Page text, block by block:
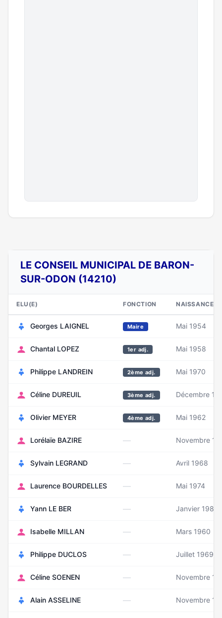
LE CONSEIL MUNICIPAL DE BARON-
SUR-ODON (14210)
ELU(E) FONCTION NAISSANCE
Georges LAIGNEL Maire Mai 1954
Chantal LOPEZ 1er adj. Mai 1958
Philippe LANDREIN 2ème adj. Mai 1970
Céline DUREUIL 3ème adj. Décembre
Olivier MEYER 4ème adj. Mai 1962
Lorélaïe BAZIRE — Novembre
Sylvain LEGRAND — Avril 1968
Laurence BOURDELLES — Mai 1974
Yann LE BER — Janvier 1982
Isabelle MILLAN — Mars 1960
Philippe DUCLOS — Juillet 1969
Céline SOENEN — Novembre
Alain ASSELINE — Novembre